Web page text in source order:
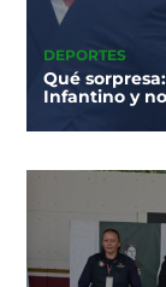
DEPORTES
Qué
Infantino y